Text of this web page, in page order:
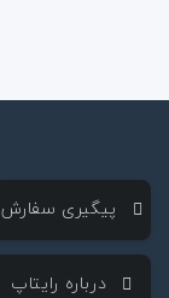
‌ پیگیری سفارش
‌ درباره رایتاپ